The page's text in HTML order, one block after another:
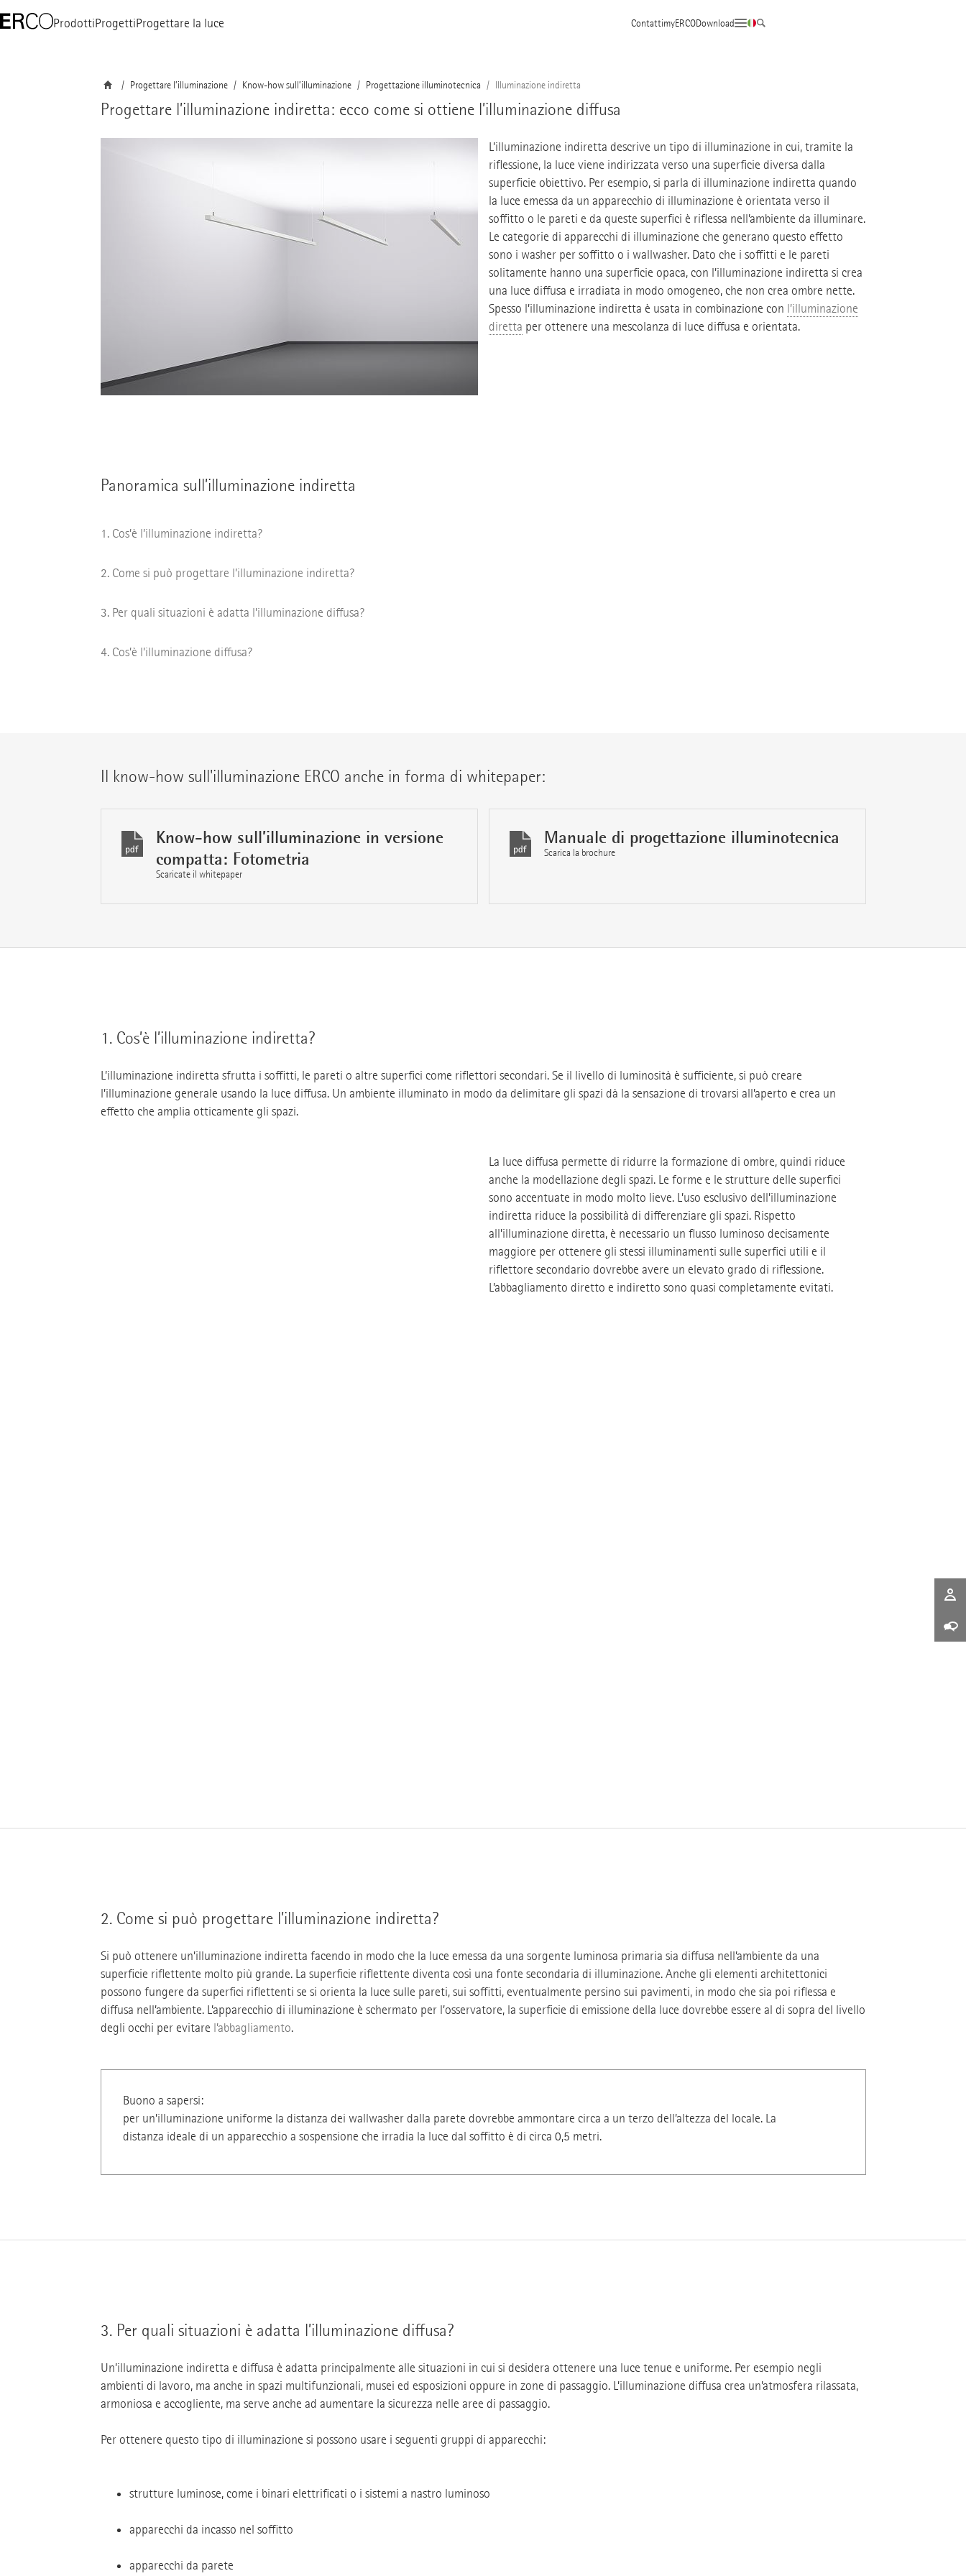
ProdottiProgettiProgettare la luce ContattimyERCODownload
Progettare l’illuminazione Know-how sull’illuminazione Progettazione illuminotecnica Illuminazione indiretta
Progettare l’illuminazione indiretta: ecco come si ottiene l’illuminazione diffusa
L’illuminazione indiretta descrive un tipo di illuminazione in cui, tramite la
riflessione, la luce viene indirizzata verso una superficie diversa dalla
superficie obiettivo. Per esempio, si parla di illuminazione indiretta quando
la luce emessa da un apparecchio di illuminazione è orientata verso il
soffitto o le pareti e da queste superfici è riflessa nell’ambiente da illuminare.
Le categorie di apparecchi di illuminazione che generano questo effetto
sono i washer per soffitto o i wallwasher. Dato che i soffitti e le pareti
solitamente hanno una superficie opaca, con l’illuminazione indiretta si crea
una luce diffusa e irradiata in modo omogeneo, che non crea ombre nette.
Spesso l’illuminazione indiretta è usata in combinazione con l’illuminazione
diretta per ottenere una mescolanza di luce diffusa e orientata.
Panoramica sull’illuminazione indiretta
Cos’è l’illuminazione indiretta?
Come si può progettare l’illuminazione indiretta?
Per quali situazioni è adatta l’illuminazione diffusa?
Cos’è l’illuminazione diffusa?
Il know-how sull'illuminazione ERCO anche in forma di whitepaper:
Know-how sull’illuminazione in versione
compatta: Fotometria
Scaricate il whitepaper
Manuale di progettazione illuminotecnica
Scarica la brochure
1. Cos’è l’illuminazione indiretta?
L’illuminazione indiretta sfrutta i soffitti, le pareti o altre superfici come riflettori secondari. Se il livello di luminosità è sufficiente, si può creare
l’illuminazione generale usando la luce diffusa. Un ambiente illuminato in modo da delimitare gli spazi dà la sensazione di trovarsi all’aperto e crea un
effetto che amplia otticamente gli spazi.
La luce diffusa permette di ridurre la formazione di ombre, quindi riduce
anche la modellazione degli spazi. Le forme e le strutture delle superfici
sono accentuate in modo molto lieve. L’uso esclusivo dell’illuminazione
indiretta riduce la possibilità di differenziare gli spazi. Rispetto
all’illuminazione diretta, è necessario un flusso luminoso decisamente
maggiore per ottenere gli stessi illuminamenti sulle superfici utili e il
riflettore secondario dovrebbe avere un elevato grado di riflessione.
L’abbagliamento diretto e indiretto sono quasi completamente evitati.
2. Come si può progettare l’illuminazione indiretta?
Si può ottenere un’illuminazione indiretta facendo in modo che la luce emessa da una sorgente luminosa primaria sia diffusa nell’ambiente da una
superficie riflettente molto più grande. La superficie riflettente diventa così una fonte secondaria di illuminazione. Anche gli elementi architettonici
possono fungere da superfici riflettenti se si orienta la luce sulle pareti, sui soffitti, eventualmente persino sui pavimenti, in modo che sia poi riflessa e
diffusa nell’ambiente. L’apparecchio di illuminazione è schermato per l’osservatore, la superficie di emissione della luce dovrebbe essere al di sopra del livello
degli occhi per evitare l’abbagliamento.
Buono a sapersi:
per un’illuminazione uniforme la distanza dei wallwasher dalla parete dovrebbe ammontare circa a un terzo dell’altezza del locale. La
distanza ideale di un apparecchio a sospensione che irradia la luce dal soffitto è di circa 0,5 metri.
3. Per quali situazioni è adatta l’illuminazione diffusa?
Un’illuminazione indiretta e diffusa è adatta principalmente alle situazioni in cui si desidera ottenere una luce tenue e uniforme. Per esempio negli
ambienti di lavoro, ma anche in spazi multifunzionali, musei ed esposizioni oppure in zone di passaggio. L’illuminazione diffusa crea un’atmosfera rilassata,
armoniosa e accogliente, ma serve anche ad aumentare la sicurezza nelle aree di passaggio.
Per ottenere questo tipo di illuminazione si possono usare i seguenti gruppi di apparecchi:
strutture luminose, come i binari elettrificati o i sistemi a nastro luminoso
apparecchi da incasso nel soffitto
apparecchi da parete